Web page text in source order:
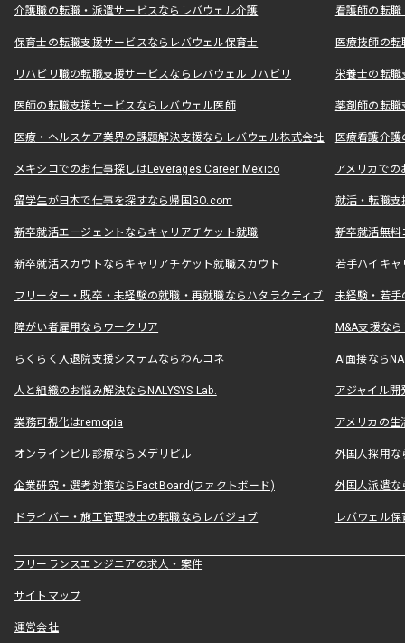
介護職の転職・派遣サービスならレバウェル介護 看護師の転
保育士の転職支援サービスならレバウェル保育士 医療技師の
リハビリ職の転職支援サービスならレバウェルリハビリ 栄養士の転
医師の転職支援サービスならレバウェル医師 薬剤師の転
医療・ヘルスケア業界の課題解決支援ならレバウェル株式会社 医療看護介
メキシコでのお仕事探しはLeverages Career Mexico アメリカで
留学生が日本で仕事を探すなら帰国GO.com 就活・転職
新卒就活エージェントならキャリアチケット就職 新卒就活無料
新卒就活スカウトならキャリアチケット就職スカウト 若手ハイキ
フリーター・既卒・未経験の就職・再就職ならハタラクティブ 未経験・若手
障がい者雇用ならワークリア M&A支援な
らくらく入退院支援システムならわんコネ AI面接なら
人と組織のお悩み解決ならNALYSYS Lab. アジャイル
業務可視化はremopia アメリカの
オンラインピル診療ならメデリピル 外国人採用
企業研究・選考対策ならFactBoard(ファクトボード) 外国人派遣な
ドライバー・施工管理技士の転職ならレバジョブ レバウェル
フリーランスエンジニアの求人・案件
サイトマップ
運営会社